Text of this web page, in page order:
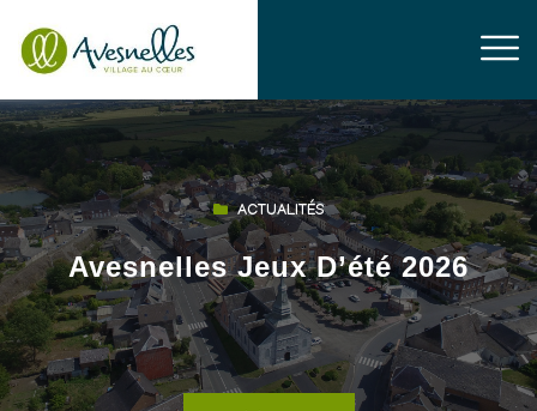
ACTUALITÉS
Avesnelles Jeux D’été 2026